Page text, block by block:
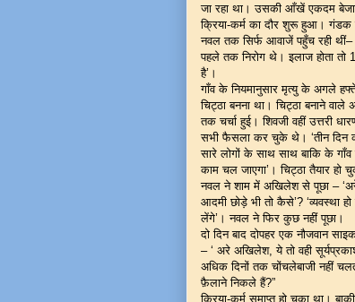
जा रहा था। उसकी आँखें एकदम
क्रिया-कर्म का दौर शुरू हुआ। गंडक
नवल तक सिर्फ आवाजें पहुँच रही थीं–
पहले तक निरोग थे। इलाज होता
है’।
गाँव के नियमानुसार मृत्यु के अगले
चिट्ठा बनना था। चिट्ठा बनाने
तक चर्चा हुई। शिवजी वहीं उत्तरी
सभी फैसला कर चुके थे। ‘तीन दिन
सारे लोगों के साथ साथ बाकि के
काम चल जाएगा’। चिट्ठा तैयार हो
नवल ने शाम में अखिलेश से पूछा –
आदमी छोड़े भी तो कैसे’? ‘व्यवस्था
लेंगे’। नवल ने फिर कुछ नहीं पूछा।
दो दिन बाद दोपहर एक नौजवान
– ‘ अरे अखिलेश, ये तो वही
अधिक दिनों तक चोंचलेबाजी नहीं
फ़ैलाने निकले हैं?”
क्रिया-कर्म समाप्त हो चुका था।